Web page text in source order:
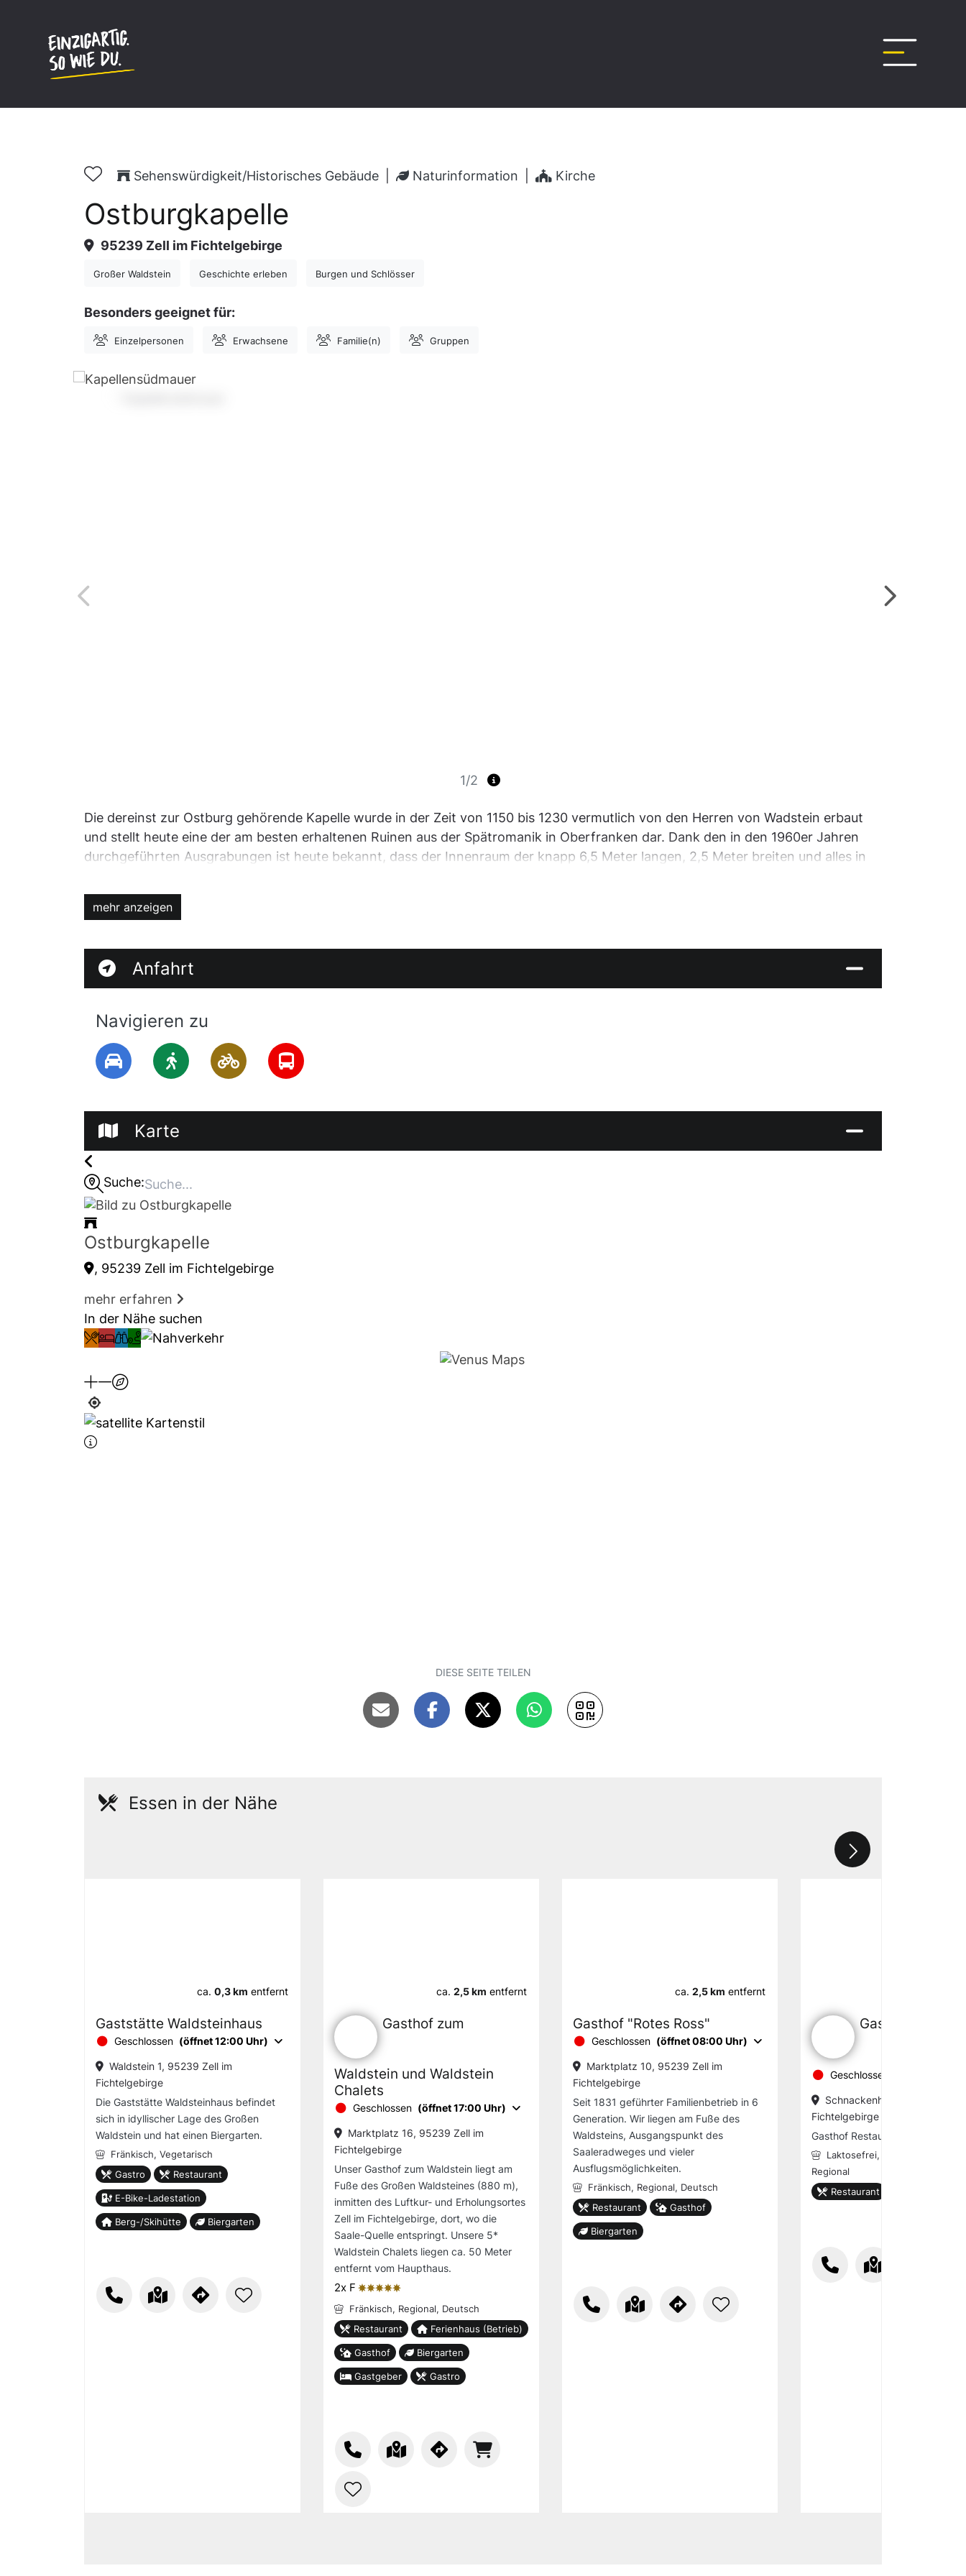
Sehenswürdigkeit/Historisches Gebäude Naturinformation Kirche
Ostburgkapelle
95239 Zell im Fichtelgebirge
Großer Waldstein Geschichte erleben Burgen und Schlösser
Besonders geeignet für:
Einzelpersonen Erwachsene Familie(n) Gruppen
1/2
Die dereinst zur Ostburg gehörende Kapelle wurde in der Zeit von 1150 bis 1230 vermutlich von den Herren von Wadstein erbaut
und stellt heute eine der am besten erhaltenen Ruinen aus der Spätromanik in Oberfranken dar. Dank den in den 1960er Jahren
durchgeführten Ausgrabungen ist heute bekannt, dass der Innenraum der knapp 6,5 Meter langen, 2,5 Meter breiten und alles in
Geschichte des Baus ist wenig bekannt und auch für das Patronat kommen verschiedene Heilige, darunter St. Wolfgang, in Frage.
Bedeutend ist jedoch der Fund von verschiedenen Körpergräbern, die sich um die Kapellenruine gruppieren und ebenfalls aus dem
und fiel vermutlich erst 1430 den marodierenden Hussiten zum Opfer.
Autor: Adrian Roßner: Heimatforscher
mehr anzeigen
Anfahrt
Navigieren zu
Karte
Suche:
Ostburgkapelle
, 95239 Zell im Fichtelgebirge
mehr erfahren
In der Nähe suchen
DIESE SEITE TEILEN
Essen in der Nähe
ca. 0,3 km entfernt
Gaststätte Waldsteinhaus
Geschlossen (öffnet 12:00 Uhr)
Waldstein 1, 95239 Zell im
Fichtelgebirge
Die Gaststätte Waldsteinhaus befindet
sich in idyllischer Lage des Großen
Waldstein und hat einen Biergarten.
Fränkisch, Vegetarisch
Gastro Restaurant
E-Bike-Ladestation
Berg-/Skihütte Biergarten
ca. 2,5 km entfernt
Gasthof zum
Waldstein und Waldstein
Chalets
Geschlossen (öffnet 17:00 Uhr)
Marktplatz 16, 95239 Zell im
Fichtelgebirge
Unser Gasthof zum Waldstein liegt am
Fuße des Großen Waldsteines (880 m),
inmitten des Luftkur- und Erholungsortes
Zell im Fichtelgebirge, dort, wo die
Saale-Quelle entspringt. Unsere 5*
Waldstein Chalets liegen ca. 50 Meter
entfernt vom Haupthaus.
2x F ȚȚȚȚȚ
Fränkisch, Regional, Deutsch
Restaurant Ferienhaus (Betrieb)
Gasthof Biergarten
Gastgeber Gastro
ca. 2,5 km entfernt
Gasthof "Rotes Ross"
Geschlossen (öffnet 08:00 Uhr)
Marktplatz 10, 95239 Zell im
Fichtelgebirge
Seit 1831 geführter Familienbetrieb in 6
Generation. Wir liegen am Fuße des
Waldsteins, Ausgangspunkt des
Saaleradweges und vieler
Ausflugsmöglichkeiten.
Fränkisch, Regional, Deutsch
Restaurant Gasthof
Biergarten
Gasthof Peetz
Geschlossen
Schnackenhof 6, 95239 Zell
Fichtelgebirge
Gasthof Restaurant
Laktosefrei,
Regional
Restaurant